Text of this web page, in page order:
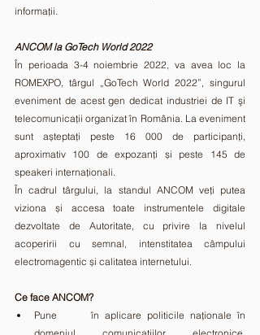
informații.
ANCOM la GoTech World 2022
În perioada 3-4 noiembrie 2022, va avea loc la
ROMEXPO, târgul „GoTech World 2022”, singurul
eveniment de acest gen dedicat industriei de IT şi
telecomunicaţii organizat în România. La eveniment
sunt așteptați peste 16 000 de participanți,
aproximativ 100 de expozanți și peste 145 de
speakeri internaționali.
În cadrul târgului, la standul ANCOM veți putea
viziona și accesa toate instrumentele digitale
dezvoltate de Autoritate, cu privire la nivelul
acoperirii cu semnal, intenstitatea câmpului
electromagentic și calitatea internetului.
Ce face ANCOM?
Pune      în aplicare politicile naționale în